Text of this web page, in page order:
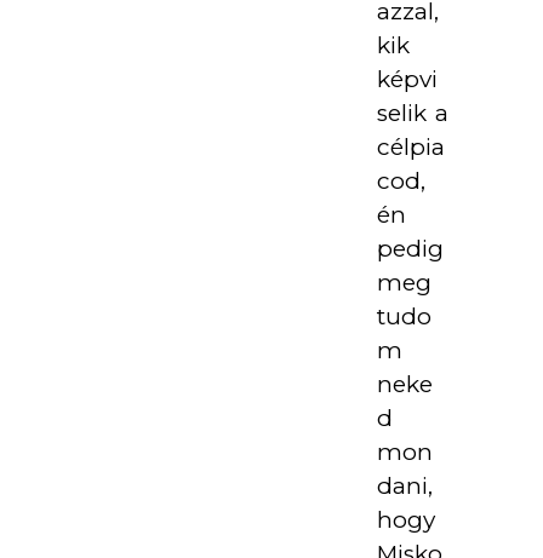
azzal,
kik
képvi
selik a
célpia
cod,
én
pedig
meg
tudo
m
neke
d
mon
dani,
hogy